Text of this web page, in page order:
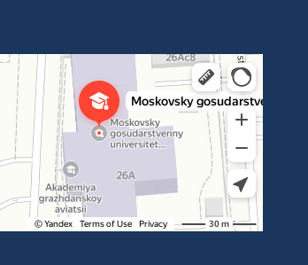
международных транспортных коммуникаций Рут